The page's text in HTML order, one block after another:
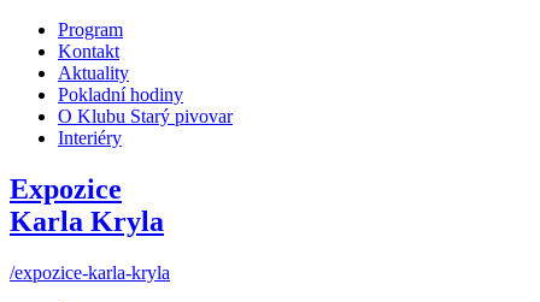
Program
Kontakt
Aktuality
Pokladní hodiny
O Klubu Starý pivovar
Interiéry
Expozice
Karla Kryla
/expozice-karla-kryla